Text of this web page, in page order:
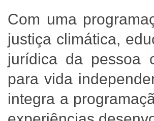
Com uma
justiça climática,
jurídica da pessoa
para vida
integra a